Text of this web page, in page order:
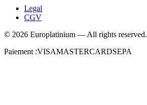
Legal
CGV
© 2026 Europlatinium — All rights reserved.
Paiement :VISAMASTERCARDSEPA